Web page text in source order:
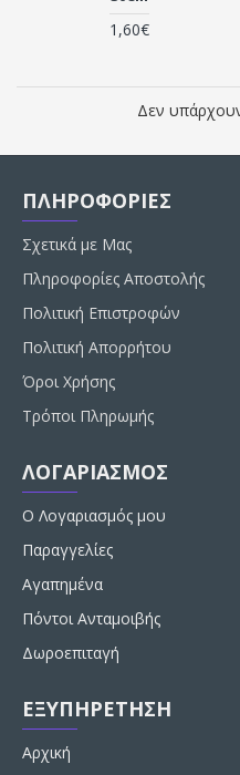
1,60€
Δεν
ΠΛΗΡΟΦΟΡΙΕΣ
Σχετικά με Μας
Πληροφορίες Αποστολής
Πολιτική Επιστροφών
Πολιτική Απορρήτου
Όροι Χρήσης
Τρόποι Πληρωμής
ΛΟΓΑΡΙΑΣΜΟΣ
Ο Λογαριασμός μου
Παραγγελίες
Αγαπημένα
Πόντοι Ανταμοιβής
Δωροεπιταγή
ΕΞΥΠΗΡΕΤΗΣΗ
Αρχική